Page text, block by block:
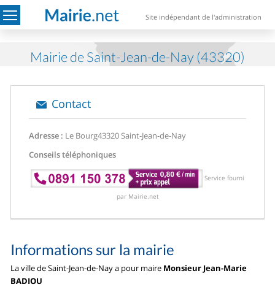
Site indépendant de l'administration
Mairie de Saint-Jean-de-Nay (43320)
Contact
Adresse : Le Bourg43320 Saint-Jean-de-Nay
Conseils téléphoniques
Service fourni
par Mairie.net
Informations sur la mairie
La ville de Saint-Jean-de-Nay a pour maire Monsieur Jean-Marie
BADIOU